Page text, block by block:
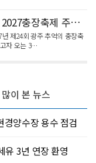
전남광주특별시 동구, 2027충장축제 주제 '전 국민' 설문 실시
제24회 광주 추억의 충장축
자 오는 3…
양수장 용수 점검
유 3년 연장 환영
많이 본 뉴스